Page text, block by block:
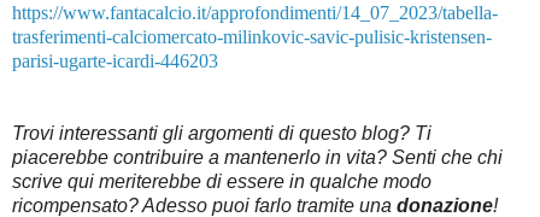
https://www.fantacalcio.it/approfondimenti/14_07_2023/tabella-
trasferimenti-calciomercato-milinkovic-savic-pulisic-kristensen-
parisi-ugarte-icardi-446203
Trovi interessanti gli argomenti di questo blog? Ti
piacerebbe contribuire a mantenerlo in vita? Senti che chi
scrive qui meriterebbe di essere in qualche modo
ricompensato? Adesso puoi farlo tramite una donazione!